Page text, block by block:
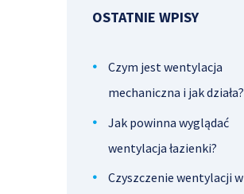
OSTATNIE WPISY
Czym jest wentylacja
mechaniczna i jak działa?
Jak powinna wyglądać
wentylacja łazienki?
Czyszczenie wentylacji w